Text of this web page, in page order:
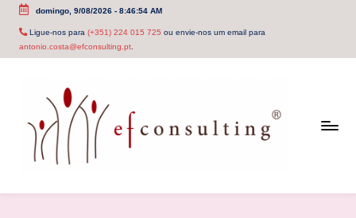
Skip
domingo, 9/08/2026- 8:46:54 AM
Ligue-nos para (+351) 224 015 725 ou envie-nos um email para
antonio.costa@efconsulting.pt.